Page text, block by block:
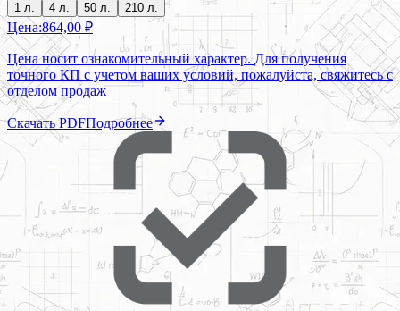
1 л. 4 л. 50 л. 210 л.
Цена:864,00 ₽
Цена носит ознакомительный характер. Для получения
точного КП с учетом ваших условий, пожалуйста, свяжитесь с
отделом продаж
Скачать PDFПодробнее